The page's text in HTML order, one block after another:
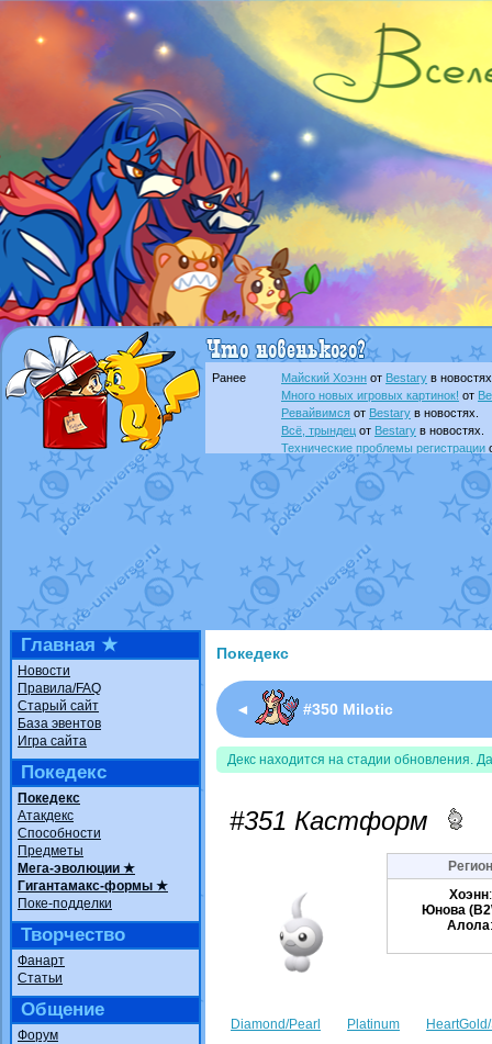
Ранее Майский Хоэнн от Bestary в
Много новых игровых картинок! от
Ревайвимся от Bestary в новостях.
Всё, трындец от Bestary в новостях.
Технические проблемы регистрации
доброе утро славянеот Dakkuв
Йолда и Мимикьюот MavisNyanCat
Недовольный котомангуст
от
The Dark Wishmakerот Randomon в
в
ilovearceus
Raging Boltот GraceDaFox
в
Shadow mismagius от
в
художник
от vicavica в фанарте.
Главная ★
Новости
Правила/FAQ
Старый сайт
База эвентов
Игра сайта
Покедекс
Покедекс
Атакдекс
Способности
Предметы
Мега-эволюции ★
Гигантамакс-формы ★
Поке-подделки
Творчество
Фанарт
Статьи
Общение
Форум
Покедекс
◄ #350 Milotic
Декс находится на стадии обновления.
#351 Кастформ
Хоэнн
Юнова
Алола
Diamond/Pearl Platinum